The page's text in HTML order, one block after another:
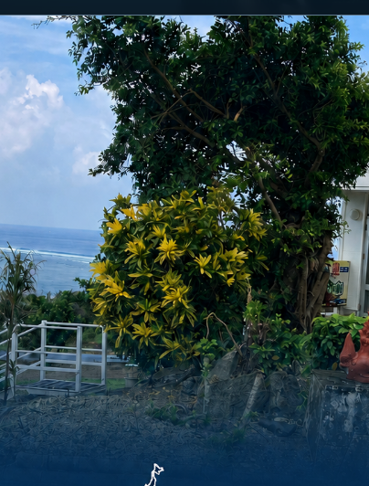
Par mums
Japāņu valodas nodarbības,
Online japāņu valodas kursi
Mūsu